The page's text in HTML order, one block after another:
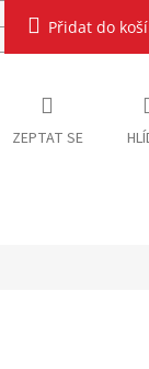
Přidat do
ZEPTAT SE